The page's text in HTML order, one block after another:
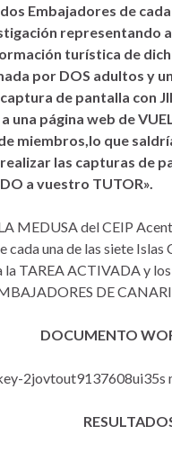
Embajadores de
representando
turística de
por DOS adultos y
de pantalla con
una página web de
miembros,lo que
las capturas de
a vuestro TUTOR».
MEDUSA del CEIP
una de las siete Islas
TAREA ACTIVADA y
DE
DOCUMENTO
2jovtout9137608ui35s